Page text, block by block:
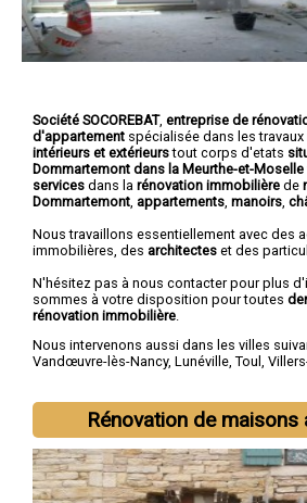
Société SOCOREBAT, entreprise de
d'appartement spécialisée dans les travaux
intérieurs et extérieurstout corps d'etats
Dommartemont dans la Meurthe-et-Moselle
services dans la rénovation immobilière de
Dommartemont appartements manoirs
Nous travaillons essentiellement avec des
immobilières, des architectes et des
N'hésitez pas à nous contacter pour plus
sommes à votre disposition pour toutes
rénovation immobilière
Nous intervenons aussi dans les villes
Vandœuvre-lès-Nancy, Lunéville, Toul ,
Rénovation de maisons